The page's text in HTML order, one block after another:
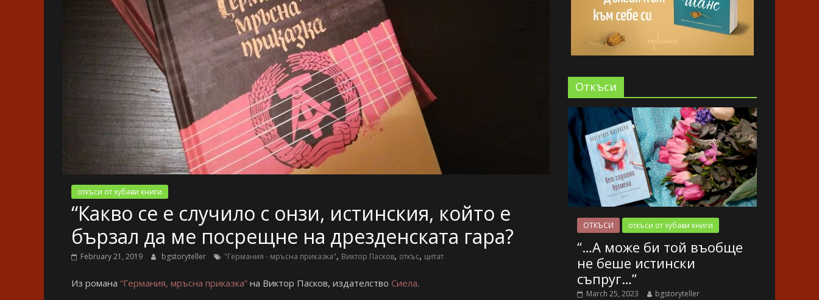
откъси от хубави книги
“Какво се е случило с онзи, истинския, който е
бързал да ме посрещне на дрезденската гара?
February 21, 2019 bgstoryteller "Германия - мръсна приказка", Виктор Пасков, откъс, цитат
Из романа “Германия, мръсна приказка” на Виктор Пасков, издателство Сиела.
Oткъси
ОТКЪСИ откъси от хубави книги
“…А може би той въобще
не беше истински
съпруг…”
March 25, 2023 bgstoryteller